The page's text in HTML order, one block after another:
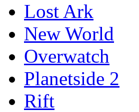
Lost Ark
New World
Overwatch
Planetside 2
Rift